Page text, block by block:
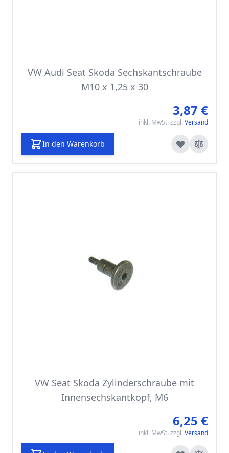
VW Audi Seat Skoda Sechskantschraube
M10 x 1,25 x 30
3,87 €
inkl. MwSt. zzgl. Versand
In den Warenkorb
VW Seat Skoda Zylinderschraube mit
Innensechskantkopf, M6
6,25 €
inkl. MwSt. zzgl. Versand